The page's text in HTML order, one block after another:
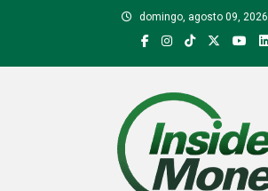
domingo, agosto 09, 2026